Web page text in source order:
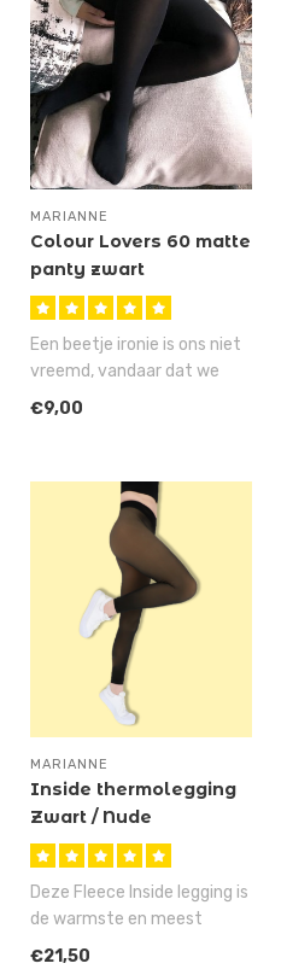
MARIANNE
Colour Lovers 60 matte
panty zwart
Een beetje ironie is ons niet
vreemd, vandaar dat we
deze zwarte, matte panty
€9,00
MARIANNE
Inside thermolegging
Zwart / Nude
Deze Fleece Inside legging is
de warmste en meest
comfortabele
€21,50